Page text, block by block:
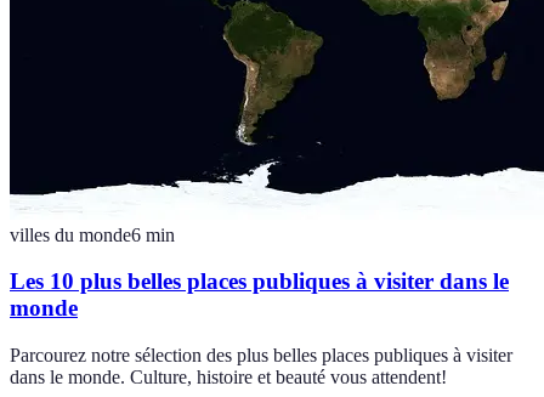
villes du monde6 min
Les 10 plus belles places publiques à visiter dans le
monde
Parcourez notre sélection des plus belles places publiques à visiter
dans le monde. Culture, histoire et beauté vous attendent!